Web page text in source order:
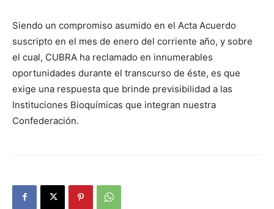
Siendo un compromiso asumido en el Acta Acuerdo
suscripto en el mes de enero del corriente año, y sobre
el cual, CUBRA ha reclamado en innumerables
oportunidades durante el transcurso de éste, es que
exige una respuesta que brinde previsibilidad a las
Instituciones Bioquímicas que integran nuestra
Confederación.